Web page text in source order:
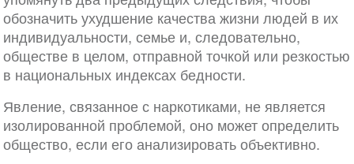
обозначить ухудшение качества жизни людей в их
индивидуальности, семье и, следовательно,
обществе в целом, отправной точкой или резкостью
в национальных индексах бедности.
Явление, связанное с наркотиками, не является
изолированной проблемой, оно может определить
общество, если его анализировать объективно.